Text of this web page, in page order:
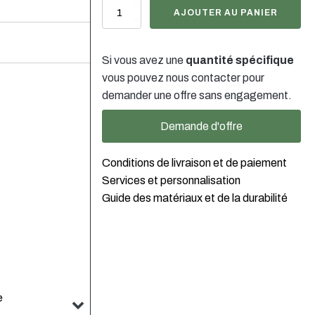
quantité
24/410
AJOUTER AU PANIER
Si vous avez une quantité spécifique
vous pouvez nous contacter pour
demander une offre sans engagement.
Demande d'offre
Conditions de livraison et de paiement
Services et personnalisation
Guide des matériaux et de la durabilité